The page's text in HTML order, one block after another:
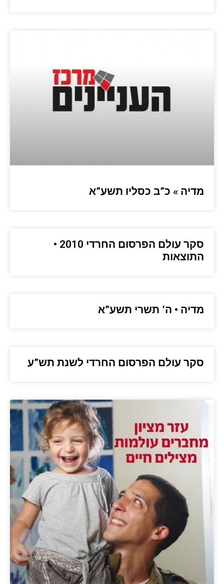
מדיה » כ”ב כסליו תשע”א
סקר עולם הפרסום החרדי 2010 •
התוצאות
מדיה • ה’ תשרי תשע”א
סקר עולם הפרסום החרדי לשנת תש”ע